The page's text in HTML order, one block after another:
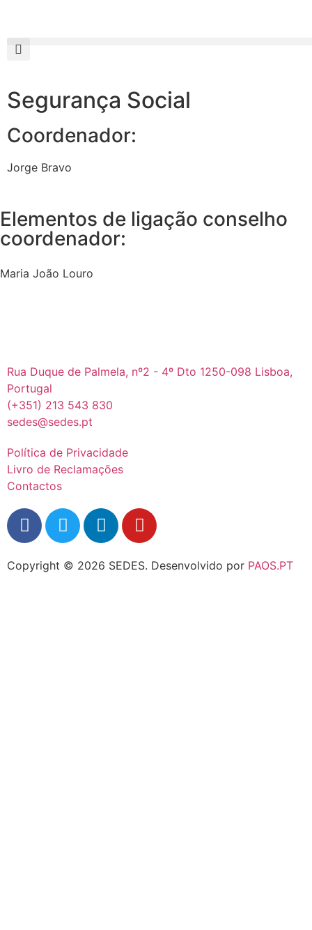
Segurança Social
Coordenador:
Jorge Bravo
Elementos de ligação conselho
coordenador:
Maria João Louro
Rua Duque de Palmela, nº2 - 4º Dto 1250-098 Lisboa,
Portugal
(+351) 213 543 830
sedes@sedes.pt
Política de Privacidade
Livro de Reclamações
Contactos
Copyright © 2026 SEDES. Desenvolvido por PAOS.PT